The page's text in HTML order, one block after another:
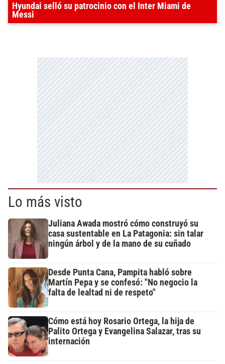
Hyundai selló su patrocinio con el Inter Miami de
Messi
Lo más visto
Juliana Awada mostró cómo construyó su
casa sustentable en La Patagonia: sin talar
ningún árbol y de la mano de su cuñado
Desde Punta Cana, Pampita habló sobre
Martín Pepa y se confesó: "No negocio la
falta de lealtad ni de respeto"
Cómo está hoy Rosario Ortega, la hija de
Palito Ortega y Evangelina Salazar, tras su
internación